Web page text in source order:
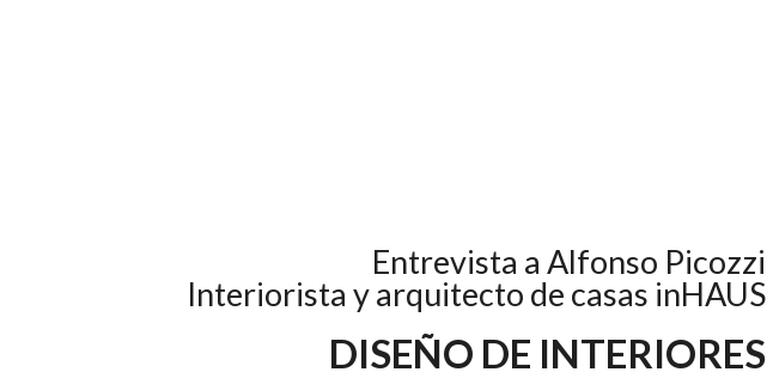
Entrevista a Alfonso Picozzi
Interiorista y arquitecto de casas inHAUS
DISEÑO DE INTERIORES